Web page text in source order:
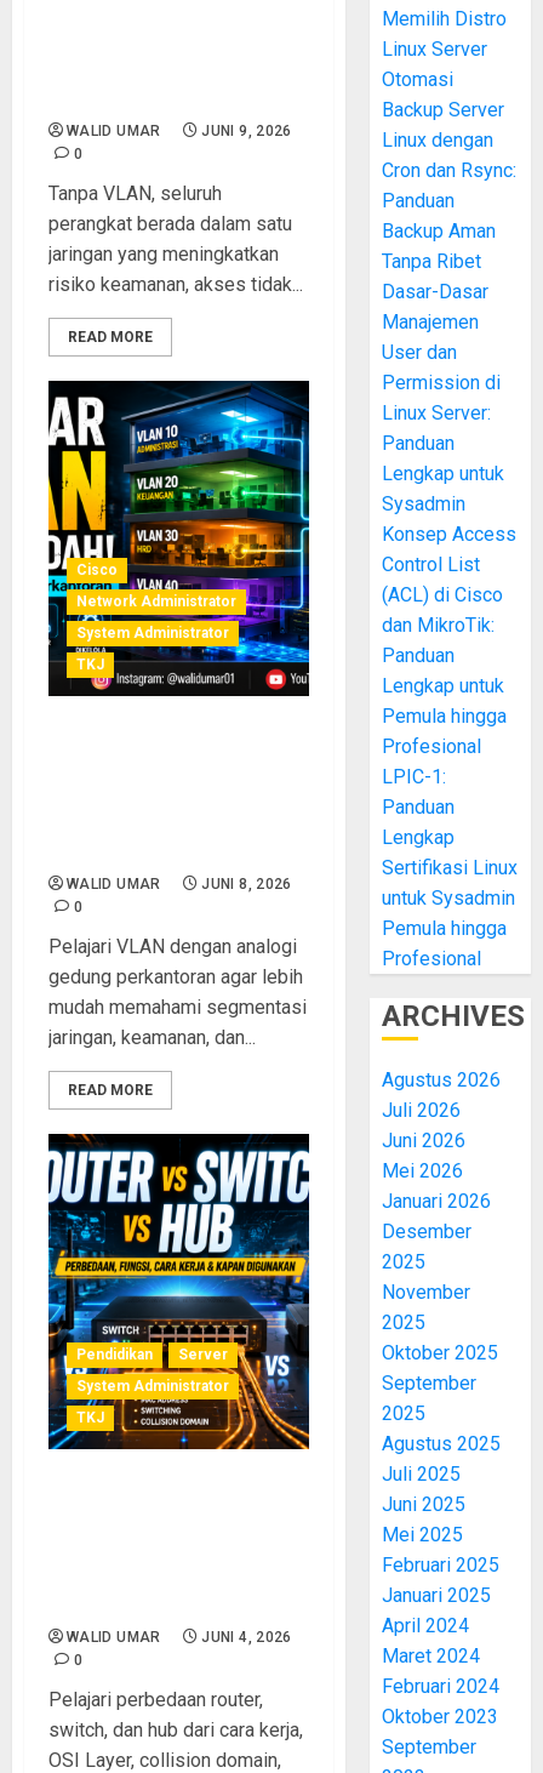
WALID UMAR
JUNI 9, 2026
0
Tanpa VLAN, seluruh
perangkat berada dalam satu
jaringan yang meningkatkan
risiko keamanan, akses tidak...
READ MORE
Cisco
Network Administrator
System Administrator
TKJ
WALID UMAR
JUNI 8, 2026
0
Pelajari VLAN dengan analogi
gedung perkantoran agar lebih
mudah memahami segmentasi
jaringan, keamanan, dan...
READ MORE
Pendidikan
Server
System Administrator
TKJ
WALID UMAR
JUNI 4, 2026
0
Pelajari perbedaan router,
switch, dan hub dari cara kerja,
OSI Layer, collision domain,
Memilih Distro
Linux Server
Otomasi
Backup Server
Linux dengan
Cron dan Rsync:
Panduan
Backup Aman
Tanpa Ribet
Dasar-Dasar
Manajemen
User dan
Permission di
Linux Server:
Panduan
Lengkap untuk
Sysadmin
Konsep Access
Control List
(ACL) di Cisco
dan MikroTik:
Panduan
Lengkap untuk
Pemula hingga
Profesional
LPIC-1:
Panduan
Lengkap
Sertifikasi Linux
untuk Sysadmin
Pemula hingga
Profesional
ARCHIVES
Agustus 2026
Juli 2026
Juni 2026
Mei 2026
Januari 2026
Desember
2025
November
2025
Oktober 2025
September
2025
Agustus 2025
Juli 2025
Juni 2025
Mei 2025
Februari 2025
Januari 2025
April 2024
Maret 2024
Februari 2024
Oktober 2023
September